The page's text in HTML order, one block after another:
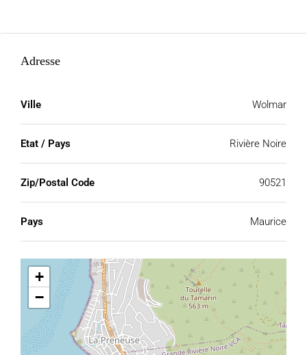
Adresse
Ville Wolmar
Etat / Pays Rivière Noire
Zip/Postal Code 90521
Pays Maurice
+
−